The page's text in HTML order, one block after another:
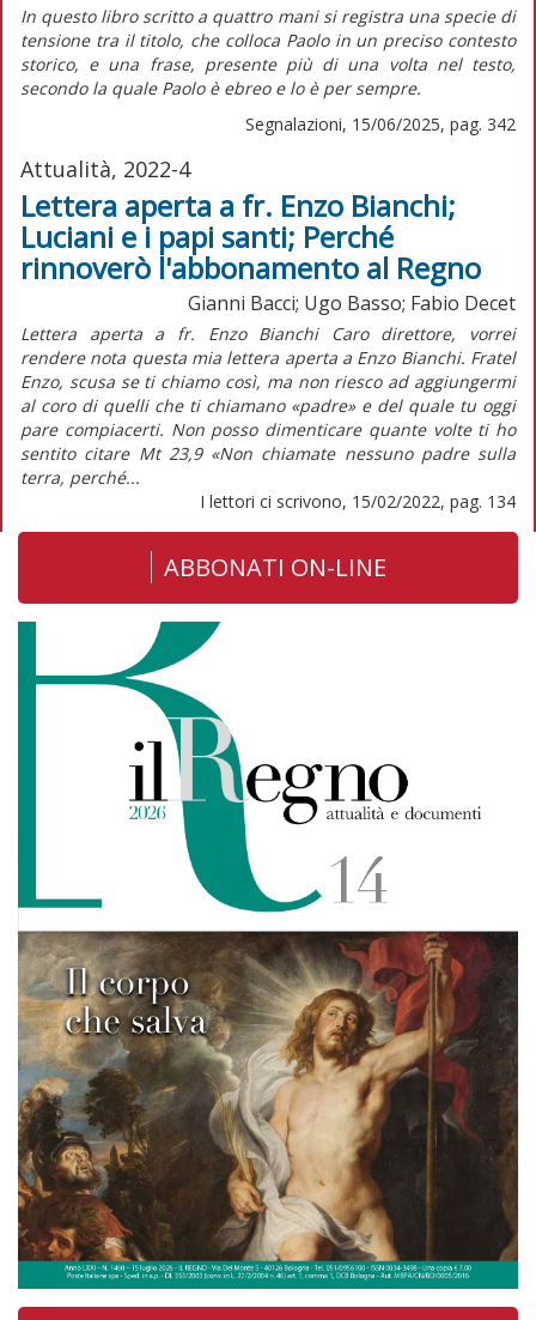
In questo libro scritto a quattro mani si registra una specie di
tensione tra il titolo, che colloca Paolo in un preciso contesto
storico, e una frase, presente più di una volta nel testo,
secondo la quale Paolo è ebreo e lo è per sempre.
Segnalazioni, 15/06/2025, pag. 342
Attualità, 2022-4
Lettera aperta a fr. Enzo Bianchi;
Luciani e i papi santi; Perché
rinnoverò l'abbonamento al Regno
Gianni Bacci; Ugo Basso; Fabio Decet
Lettera aperta a fr. Enzo Bianchi Caro direttore, vorrei
rendere nota questa mia lettera aperta a Enzo Bianchi. Fratel
Enzo, scusa se ti chiamo così, ma non riesco ad aggiungermi
al coro di quelli che ti chiamano «padre» e del quale tu oggi
pare compiacerti. Non posso dimenticare quante volte ti ho
sentito citare Mt 23,9 «Non chiamate nessuno padre sulla
terra, perché...
I lettori ci scrivono, 15/02/2022, pag. 134
ABBONATI ON-LINE